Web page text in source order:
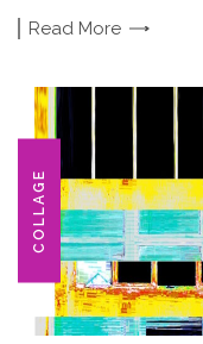
Read More
COLLAGE